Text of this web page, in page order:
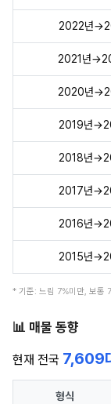
2022년
2021년
2020년
2019년
2018년
2017년
2016년
2015년
* 기준: 느림 7%미만, 보통
📊 매물 동향
현재 전국 7,609
형식